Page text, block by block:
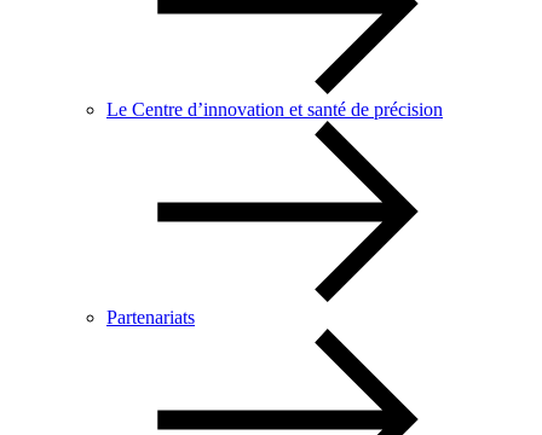
Le Centre d’innovation et santé de précision
Partenariats